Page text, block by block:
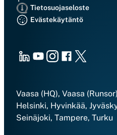
Tietosuojaseloste
Evästekäytäntö
LinkedInYoutubeInstagram
Facebook
X
Vaasa (HQ), Vaasa
Helsinki, Hyvinkää,
Seinäjoki, Tampere, Turku